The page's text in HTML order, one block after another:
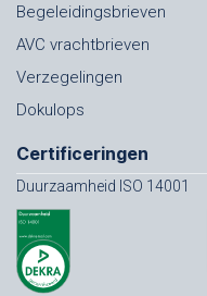
Begeleidingsbrieven
AVC vrachtbrieven
Verzegelingen
Dokulops
Certificeringen
Duurzaamheid ISO 14001